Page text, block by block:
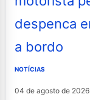
NOTÍCIAS
04 de agosto de 2026